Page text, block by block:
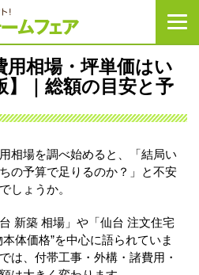
用相場・坪単価はい
】｜総額の目安と予
相場を調べ始めると、「結局い
の予算で足りるのか？」と不安
しょうか。
新築 相場」や「仙台 注文住宅
体価格”を中心に語られていま
は、付帯工事・外構・諸費用・